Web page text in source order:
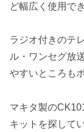
ど幅広く使用で
ラジオ付きのテ
ル・ワンセグ放
やすいところも
マキタ製の
キットを探して